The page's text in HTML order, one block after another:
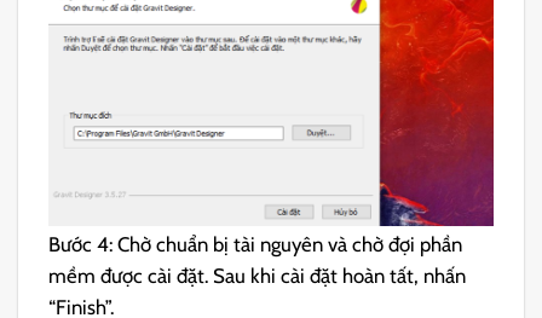
Bước 4: Chờ chuẩn bị tài nguyên và chờ đợi phần
mềm được cài đặt. Sau khi cài đặt hoàn tất, nhấn
“Finish”.